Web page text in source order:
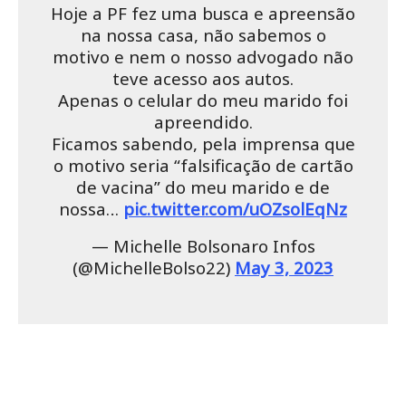
Hoje a PF fez uma busca e apreensão
na nossa casa, não sabemos o
motivo e nem o nosso advogado não
teve acesso aos autos.
Apenas o celular do meu marido foi
apreendido.
Ficamos sabendo, pela imprensa que
o motivo seria “falsificação de cartão
de vacina” do meu marido e de
nossa… pic.twitter.com/uOZsolEqNz
— Michelle Bolsonaro Infos
(@MichelleBolso22) May 3, 2023